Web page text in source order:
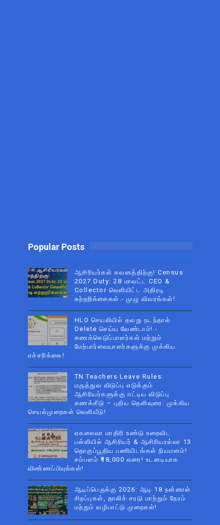
Popular Posts
ஆசிரியர்கள் கவனத்திற்கு! Census
2027 Duty: 28 மாவட்ட CEO &
Collector வெளியிட்ட அதிரடி
சுற்றறிக்கைகள் - முழு விவரங்கள்!
HLO செயலியில் தவறு நடந்தால்
Delete செய்ய வேண்டாம்! -
கணக்கெடுப்பாளர்கள் மற்றும்
மேற்பார்வையாளர்களுக்கு முக்கிய
எச்சரிக்கை!
TN Teachers Leave Rules:
மருத்துவ விடுப்பு எடுக்கும்
ஆசிரியர்களுக்கு ஈட்டிய விடுப்பு
கணக்கீடு – புதிய தெளிவுரை: முக்கிய
செயல்முறைகள் வெளியீடு!
ஏகலைவா மாதிரி உண்டு உறைவிட
பள்ளியில் ஆசிரியர் & ஆசிரியரல்லா 13
தொகுப்பூதிய பணியிடங்கள் நியமனம்!
சம்பளம் ₹18,000 வரை! உடனடியாக
விண்ணப்பியுங்கள்!
ஆடிப்பெருக்கு 2026: ஆடி 18 நன்னாள்
சிறப்புகள், தாலிச் சரடு மாற்றும் நேரம்
மற்றும் வழிபாட்டு முறைகள்!